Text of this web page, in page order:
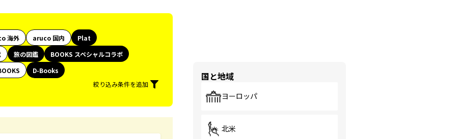
海外 aruco 国内
Plat
旅の図鑑
BOOKS スペシャルコラボ
D-Books
絞り込み条件を追加
国と地域
ヨーロッパ
北米